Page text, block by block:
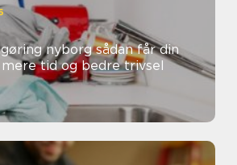
nyborg sådan får din
tid og bedre trivsel